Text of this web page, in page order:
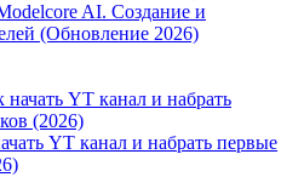
AI. Создание и
(Обновление 2026)
YT канал и набрать первые